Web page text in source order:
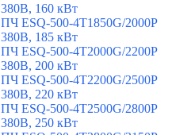
380В, 160 кВт
ПЧ ESQ-500-4T1850G/2000P
380В, 185 кВт
ПЧ ESQ-500-4T2000G/2200P
380В, 200 кВт
ПЧ ESQ-500-4T2200G/2500P
380В, 220 кВт
ПЧ ESQ-500-4T2500G/2800P
380В, 250 кВт